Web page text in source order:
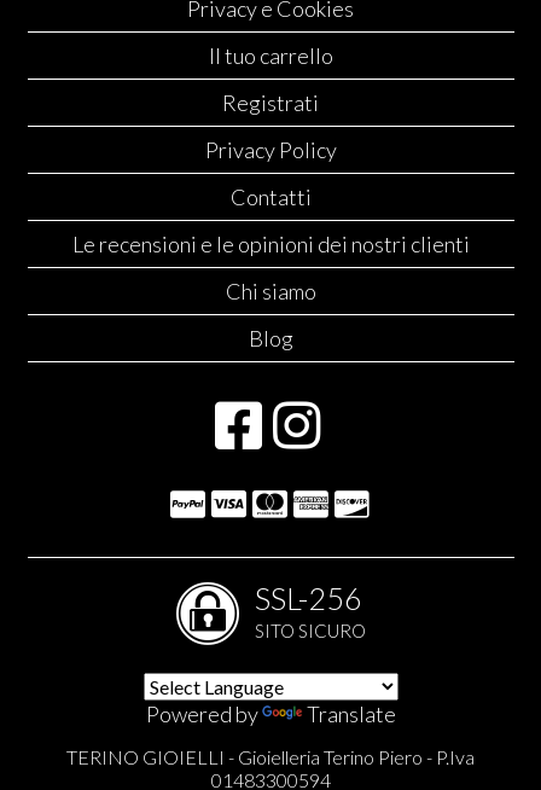
Privacy e Cookies
Il tuo carrello
Registrati
Privacy Policy
Contatti
Le recensioni e le opinioni dei nostri clienti
Chi siamo
Blog
SSL-256
SITO SICURO
Powered by Translate
TERINO GIOIELLI - Gioielleria Terino Piero - P.Iva
01483300594